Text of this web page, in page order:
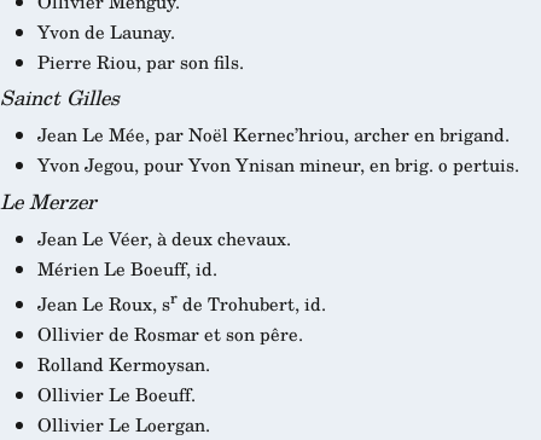
Yvon de Launay.
Pierre Riou, par son fils.
Sainct Gilles
Jean Le Mée, par Noël Kernec’hriou, archer en brigand.
Yvon Jegou, pour Yvon Ynisan mineur, en brig. o pertuis.
Le Merzer
Jean Le Véer, à deux chevaux.
Mérien Le Boeuff, id.
Jean Le Roux, srde Trohubert, id.
Ollivier de Rosmar et son pêre.
Rolland Kermoysan.
Ollivier Le Boeuff.
Ollivier Le Loergan.